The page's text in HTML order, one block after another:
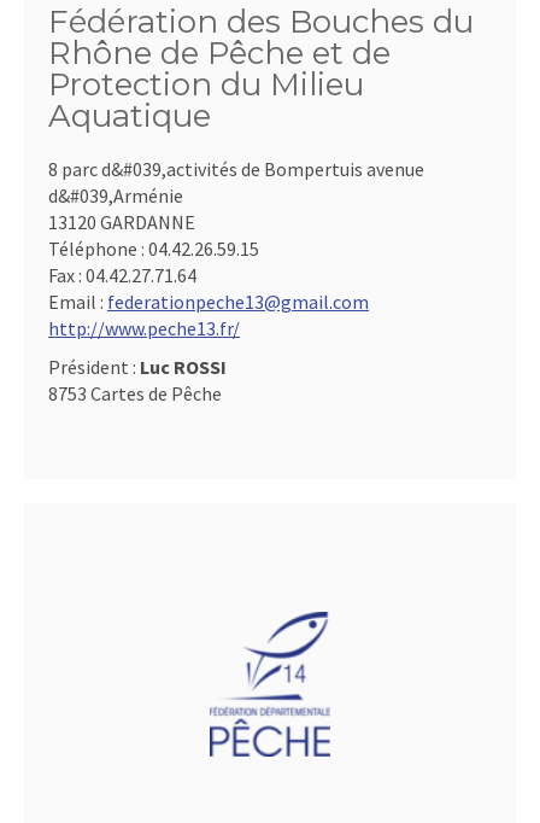
Fédération des Bouches du
Rhône de Pêche et de
Protection du Milieu
Aquatique
8 parc d&#039,activités de Bompertuis avenue
d&#039,Arménie
13120 GARDANNE
Téléphone : 04.42.26.59.15
Fax : 04.42.27.71.64
Email : federationpeche13@gmail.com
http://www.peche13.fr/
Président : Luc ROSSI
8753 Cartes de Pêche